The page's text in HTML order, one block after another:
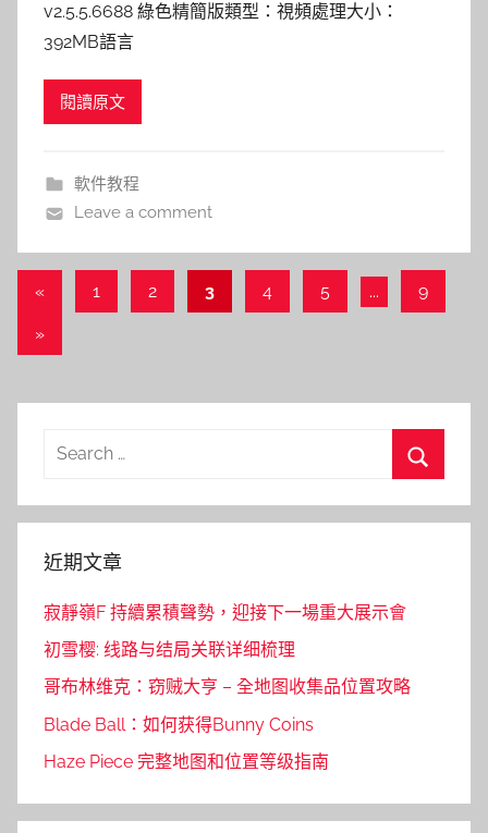
v2.5.5.6688 綠色精簡版類型：視頻處理大小：
392MB語言
閱讀原文
軟件教程
Leave a comment
文
章
覽
«Previous
1 2 3 4 5 ... 9
Next
»
Search
近期文章
寂靜嶺F 持續累積聲勢，迎接下一場重大展示會
初雪樱: 线路与结局关联详细梳理
哥布林维克：窃贼大亨 – 全地图收集品位置攻略
Blade Ball：如何获得Bunny Coins
Haze Piece 完整地图和位置等级指南